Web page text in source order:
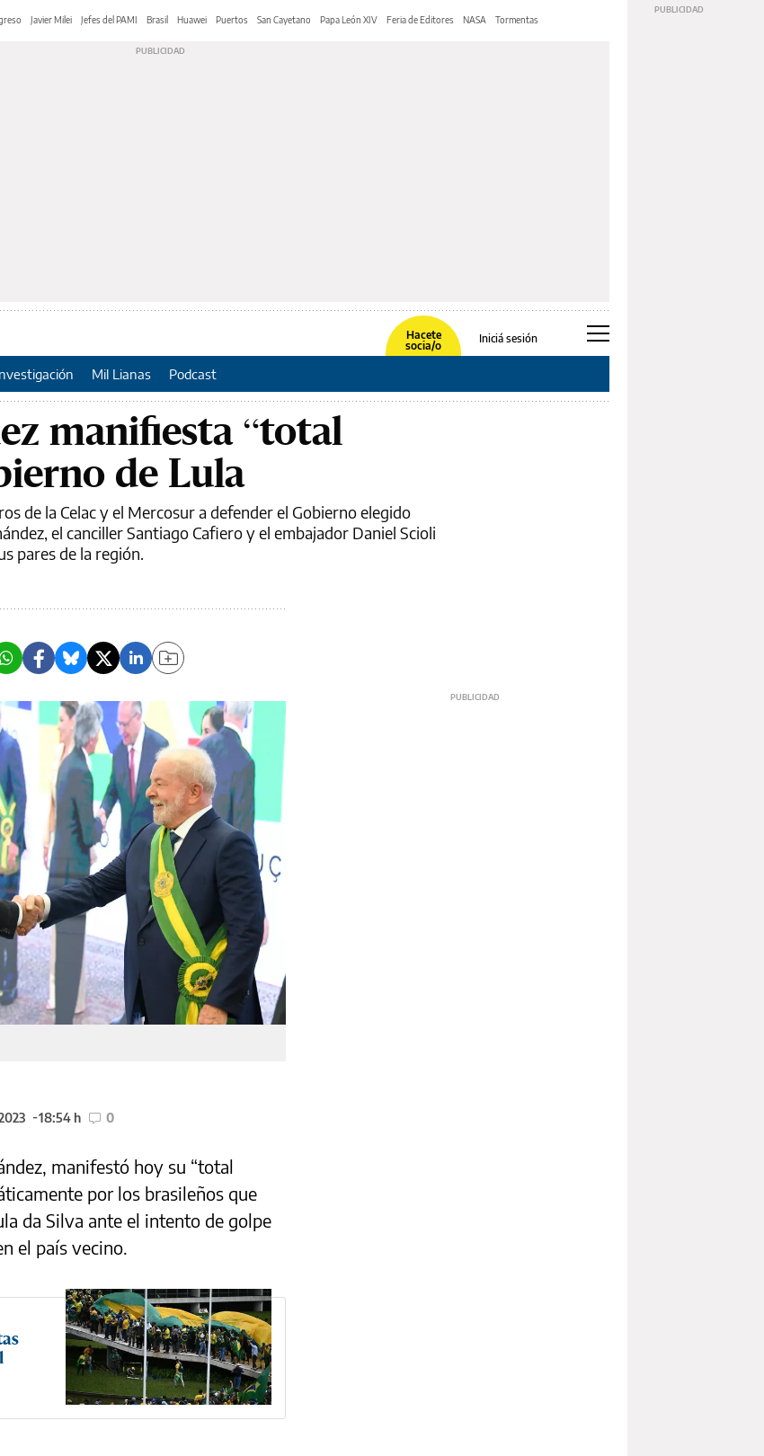
Javier Milei Jefes del PAMI Brasil Huawei Puertos San Cayetano Papa León XIV Feria de Editores NASA Tormentas
Hacete
socia/o
Iniciá sesión
Mil Lianas Podcast
manifiesta “total
de Lula
de la Celac y el Mercosur a defender el Gobierno elegido
el canciller Santiago Cafiero y el embajador Daniel Scioli
pares de la región.
18:54 h 0
manifestó hoy su “total
por los brasileños que
da Silva ante el intento de golpe
el país vecino.